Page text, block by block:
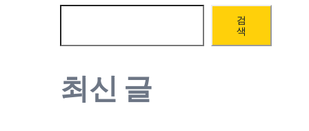
검
색
최신 글